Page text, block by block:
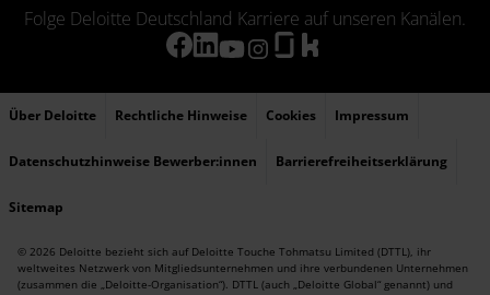
Folge Deloitte Deutschland Karriere auf unseren Kanälen.
Über Deloitte Rechtliche Hinweise Cookies Impressum
Datenschutzhinweise Bewerber:innen Barrierefreiheitserklärung
Sitemap
© 2026 Deloitte bezieht sich auf Deloitte Touche Tohmatsu Limited (DTTL), ihr
weltweites Netzwerk von Mitgliedsunternehmen und ihre verbundenen Unternehmen
(zusammen die „Deloitte-Organisation“). DTTL (auch „Deloitte Global“ genannt) und